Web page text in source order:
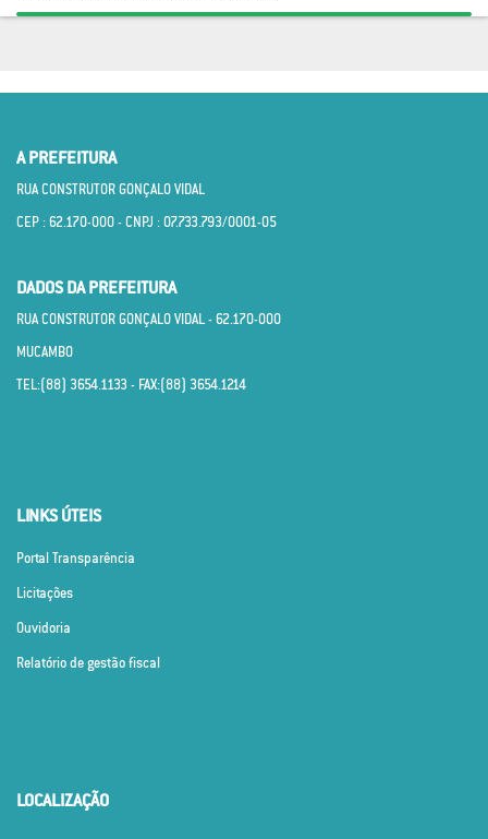
A PREFEITURA
RUA CONSTRUTOR GONÇALO VIDAL
CEP : 62.170­-000 - CNPJ : 07.733.793/0001­-05
DADOS DA PREFEITURA
RUA CONSTRUTOR GONÇALO VIDAL - 62.170­-000
MUCAMBO
TEL:(88) 3654.1133 - FAX:(88) 3654.1214
LINKS ÚTEIS
Portal Transparência
Licitações
Ouvidoria
Relatório de gestão fiscal
LOCALIZAÇÃO